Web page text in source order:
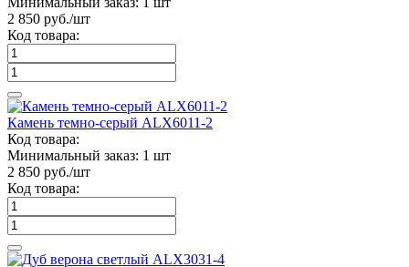
2 850 руб./шт
Код товара:
Камень темно-серый ALX6011-2
Код товара:
Минимальный заказ: 1 шт
2 850 руб./шт
Код товара: